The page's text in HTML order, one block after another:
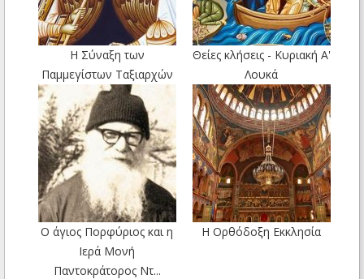
Η Σύναξη των
Παμμεγίστων Ταξιαρχών
Θείες κλήσεις - Κυριακή Α'
Λουκά
Ο άγιος Πορφύριος και η
Ιερά Μονή
Παντοκράτορος Ντ...
Η Ορθόδοξη Εκκλησία